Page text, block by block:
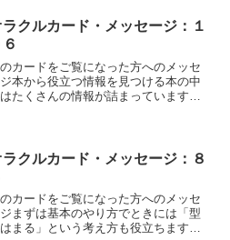
ラクルカード・メッセージ：１
６
のカードをご覧になった方へのメッセ
本から役立つ情報を見つける本の中
たくさんの情報が詰まっています。
ラクルカード・メッセージ：８
カードをご覧になった方へのメッセ
まずは基本のやり方でときには「型
まる」という考え方も役立ちます。